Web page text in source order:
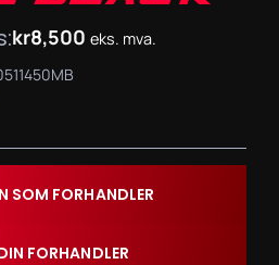
kr8,500 eks. mva.
SOM FORHANDLER
FORHANDLER